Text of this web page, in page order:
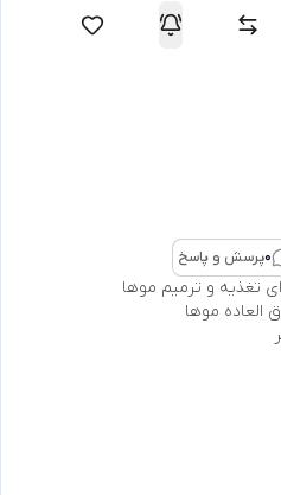
0پرسش و پاسخ
تغذیه و ترمیم موها
موها